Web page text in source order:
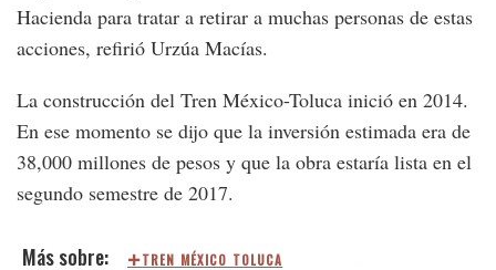
Hacienda para tratar a retirar a muchas personas de estas
acciones, refirió Urzúa Macías.
La construcción del Tren México-Toluca inició en 2014.
En ese momento se dijo que la inversión estimada era de
38,000 millones de pesos y que la obra estaría lista en el
segundo semestre de 2017.
TREN MÉXICO TOLUCA